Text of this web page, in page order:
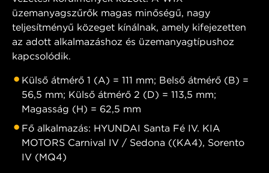
üzemanyagszűrők magas minőségű, nagy
teljesítményű közeget kínálnak, amely kifejezetten
az adott alkalmazáshoz és üzemanyagtípushoz
kapcsolódik.
Külső átmérő 1 (A) = 111 mm; Belső átmérő (B) =
56,5 mm; Külső átmérő 2 (D) = 113,5 mm;
Magasság (H) = 62,5 mm
Fő alkalmazás: HYUNDAI Santa Fé IV. KIA
MOTORS Carnival IV / Sedona ((KA4), Sorento
IV (MQ4)